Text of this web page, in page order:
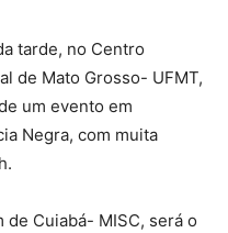
tarde, no Centro
de Mato Grosso- UFMT,
um evento em
Negra, com muita
de Cuiabá- MISC, será o